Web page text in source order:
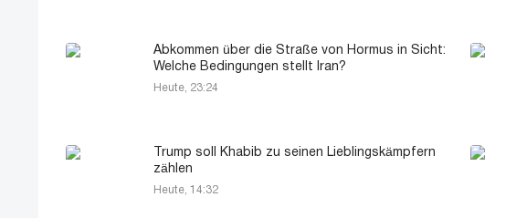
Abkommen über die Straße von Hormus in Sicht:
Welche Bedingungen stellt Iran?
Heute, 23:24
Trump soll Khabib zu seinen Lieblingskämpfern
zählen
Heute, 14:32